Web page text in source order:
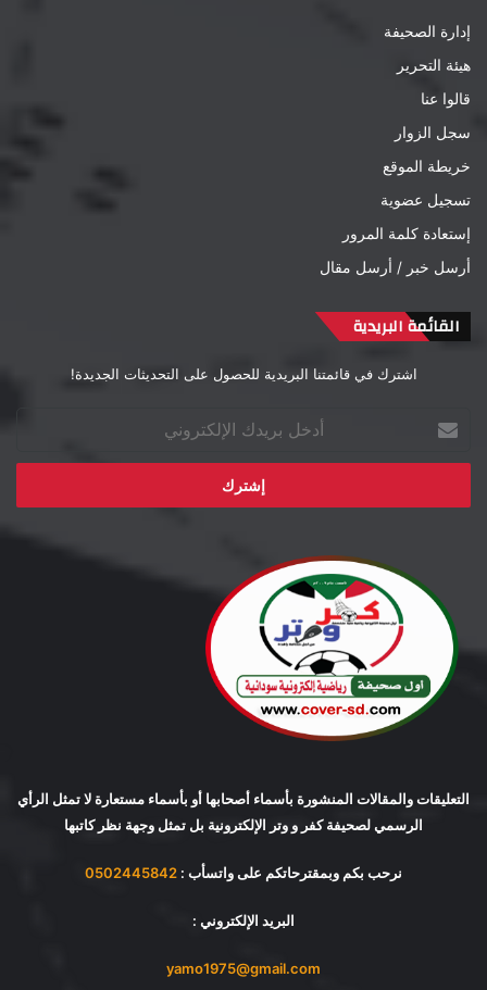
إدارة الصحيفة
هيئة التحرير
قالوا عنا
سجل الزوار
خريطة الموقع
تسجيل عضوية
إستعادة كلمة المرور
أرسل خبر / أرسل مقال
القائمة البريدية
اشترك في قائمتنا البريدية للحصول على التحديثات الجديدة!
بريدك
الإلكتروني
التعليقات والمقالات المنشورة بأسماء أصحابها أو بأسماء مستعارة لا تمثل الرأي
الرسمي لصحيفة كفر و وتر الإلكترونية بل تمثل وجهة نظر كاتبها
نرحب بكم وبمقترحاتكم على واتسأب : 0502445842
البريد الإلكتروني :
yamo1975@gmail.com